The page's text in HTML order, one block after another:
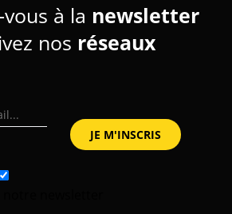
à la newsletter
nos réseaux